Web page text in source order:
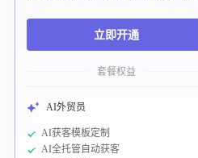
立即开通
套餐权益
AI外贸员
AI获客模板定制
AI全托管自动获客